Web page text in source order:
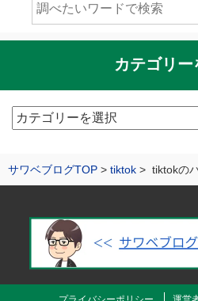
サワベブログTOP tiktok tiktokの
カテゴリー
カ
リ